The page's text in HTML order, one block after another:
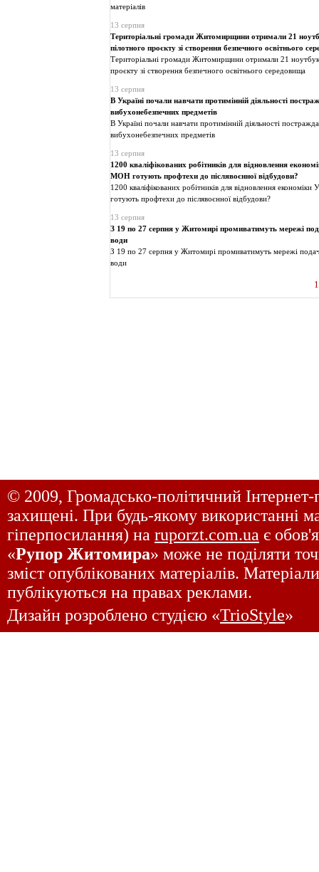
матеріалів
13 серпня
Територіальні громади Житомирщини отримали 21
пілотного проєкту зі створення безпечного освітнього
Територіальні громади Житомирщини отримали 21
проєкту зі створення безпечного освітнього середовища
13 серпня
В Україні почали навчати протимінній діяльності
вибухонебезпечних предметів
В Україні почали навчати протимінній діяльності
вибухонебезпечних предметів
13 серпня
1200 кваліфікованих робітників для відновлення
МОН готують профтехи до післявоєнної відбудови?
1200 кваліфікованих робітників для відновлення
готують профтехи до післявоєнної відбудови?
13 серпня
З 19 по 27 серпня у Житомирі промиватимуть мережі
води
З 19 по 27 серпня у Житомирі промиватимуть мережі
води
1
© 2009, Громадсько-політичний Інтернет-
захищені. При будь-якому використанні
гіперпосилання) на ruporzt.com.ua є
«Рупор Житомира» може не поділяти
зміст опублікованих матеріалів.
публікуються на правах реклами.
Дизайн розроблено студією «TrioStyle»